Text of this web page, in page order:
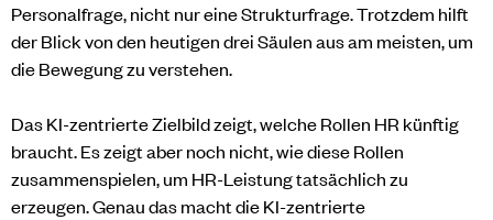
Personalfrage, nicht nur eine Strukturfrage. Trotzdem hilft
der Blick von den heutigen drei Säulen aus am meisten, um
die Bewegung zu verstehen.
Das KI-zentrierte Zielbild zeigt, welche Rollen HR künftig
braucht. Es zeigt aber noch nicht, wie diese Rollen
zusammenspielen, um HR-Leistung tatsächlich zu
erzeugen. Genau das macht die KI-zentrierte